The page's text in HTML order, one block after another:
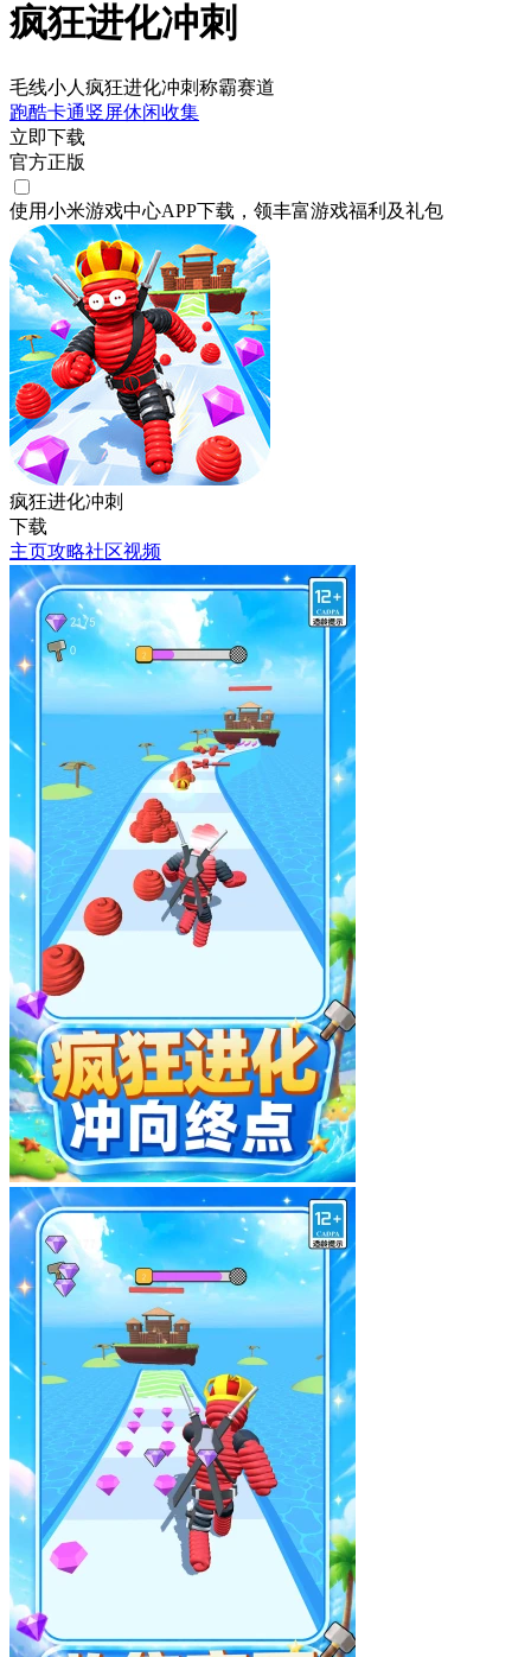
疯狂进化冲刺
毛线小人疯狂进化冲刺称霸赛道
跑酷卡通竖屏休闲收集
立即下载
官方正版
使用小米游戏中心APP下载 ，领丰富游戏福利 及礼包
疯狂进化冲刺
下载
主页攻略社区视频